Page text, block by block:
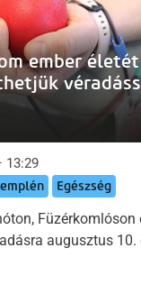
ember
13:29
Egészség
Füzérkomlóson
augusztus 10.